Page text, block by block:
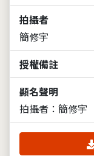
拍攝者
簡修宇
授權備註
顯名聲明
拍攝者：簡修宇